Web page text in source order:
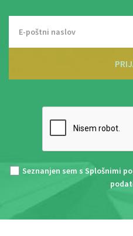
Seznanjen sem s Splošnimi